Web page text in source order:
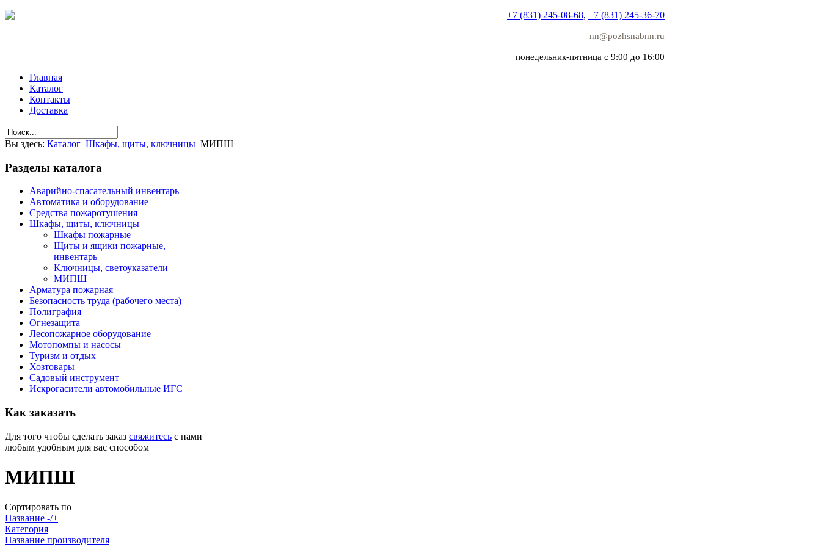
+7 (831) 245-08-68, +7 (831) 245-36-70
nn@pozhsnabnn.ru
понедельник-пятница с 9:00 до 16:00
Главная
Каталог
Контакты
Доставка
Вы здесь: Каталог Шкафы, щиты, ключницы МИПШ
Разделы каталога
Аварийно-спасательный инвентарь
Автоматика и оборудование
Средства пожаротушения
Шкафы, щиты, ключницы
Шкафы пожарные
Щиты и ящики пожарные,
инвентарь
Ключницы, светоуказатели
МИПШ
Арматура пожарная
Безопасность труда (рабочего места)
Полиграфия
Огнезащита
Лесопожарное оборудование
Мотопомпы и насосы
Туризм и отдых
Хозтовары
Садовый инструмент
Искрогасители автомобильные ИГС
Как заказать
Для того чтобы сделать заказ свяжитесь с нами
любым удобным для вас способом
МИПШ
Сортировать по
Название -/+
Категория
Название производителя